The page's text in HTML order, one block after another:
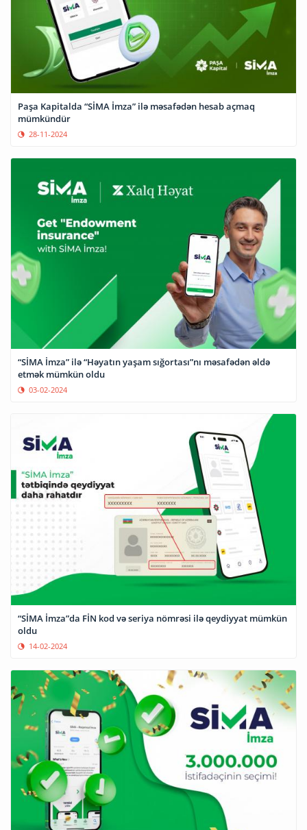
Paşa Kapitalda “SİMA İmza” ilə məsafədən hesab açmaq
mümkündür
28-11-2024
“SİMA İmza” ilə “Həyatın yaşam sığortası”nı məsafədən əldə
etmək mümkün oldu
03-02-2024
“SİMA İmza”da FİN kod və seriya nömrəsi ilə qeydiyyat mümkün
oldu
14-02-2024